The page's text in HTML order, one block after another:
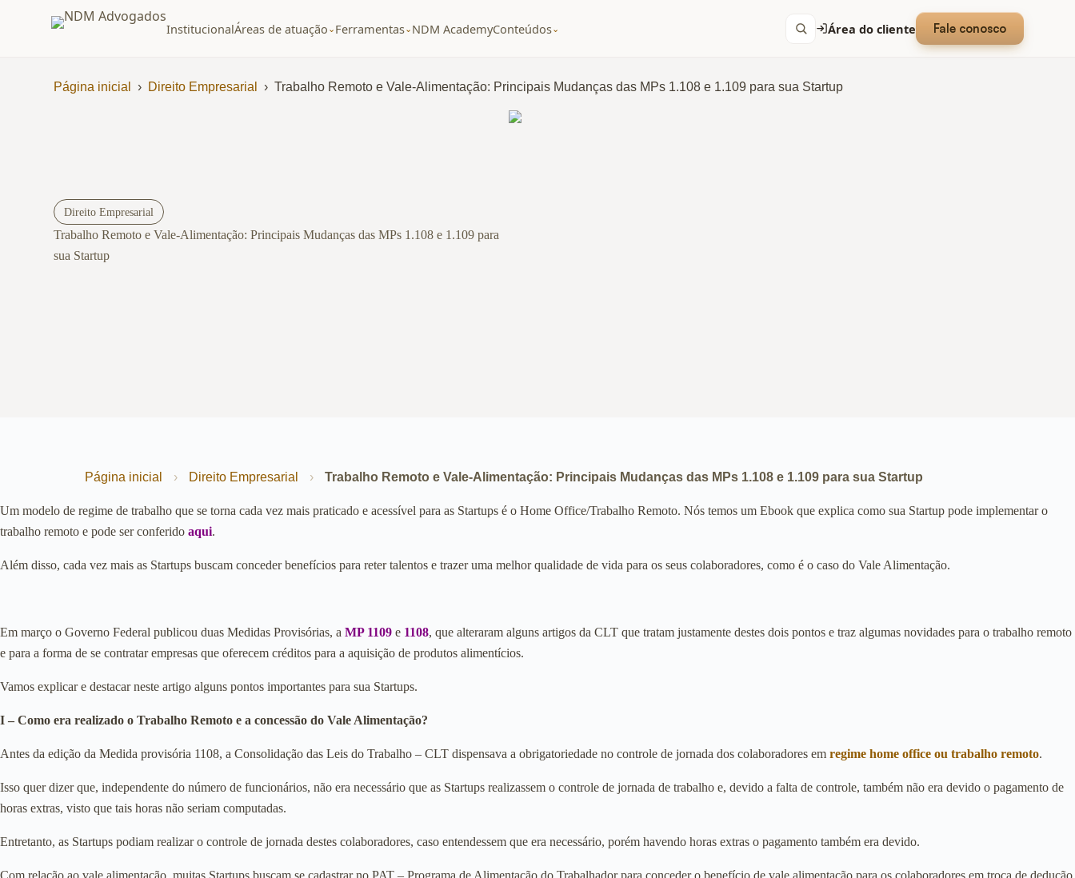
InstitucionalÁreas de atuação ⌄ Ferramentas⌄ NDM AcademyConteúdos⌄ Área do cliente Fale conosco
Página inicial › Direito Empresarial › Trabalho Remoto e Vale-Alimentação: Principais Mudanças das MPs 1.108 e 1.109 para sua Startup
Direito Empresarial
Trabalho Remoto e Vale-Alimentação: Principais Mudanças das MPs 1.108 e 1.109 para
sua Startup
Página inicial › Direito Empresarial › Trabalho Remoto e Vale-Alimentação: Principais Mudanças das MPs 1.108 e 1.109 para sua Startup
Um modelo de regime de trabalho que se torna cada vez mais praticado e acessível para as Startups é o Home Office/Trabalho Remoto. Nós temos um Ebook que explica como sua Startup pode implementar o
trabalho remoto e pode ser conferido aqui.
Além disso, cada vez mais as Startups buscam conceder benefícios para reter talentos e trazer uma melhor qualidade de vida para os seus colaboradores, como é o caso do Vale Alimentação.
Em março o Governo Federal publicou duas Medidas Provisórias, a MP 1109 e 1108, que alteraram alguns artigos da CLT que tratam justamente destes dois pontos e traz algumas novidades para o trabalho remoto
e para a forma de se contratar empresas que oferecem créditos para a aquisição de produtos alimentícios.
Vamos explicar e destacar neste artigo alguns pontos importantes para sua Startups.
I – Como era realizado o Trabalho Remoto e a concessão do Vale Alimentação?
Antes da edição da Medida provisória 1108, a Consolidação das Leis do Trabalho – CLT dispensava a obrigatoriedade no controle de jornada dos colaboradores em regime home office ou trabalho remoto.
Isso quer dizer que, independente do número de funcionários, não era necessário que as Startups realizassem o controle de jornada de trabalho e, devido a falta de controle, também não era devido o pagamento de
horas extras, visto que tais horas não seriam computadas.
Entretanto, as Startups podiam realizar o controle de jornada destes colaboradores, caso entendessem que era necessário, porém havendo horas extras o pagamento também era devido.
Com relação ao vale alimentação, muitas Startups buscam se cadastrar no PAT – Programa de Alimentação do Trabalhador para conceder o benefício de vale alimentação para os colaboradores em troca de dedução